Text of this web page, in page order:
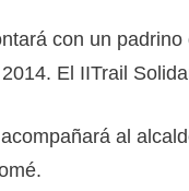
con un
El IITrail
al